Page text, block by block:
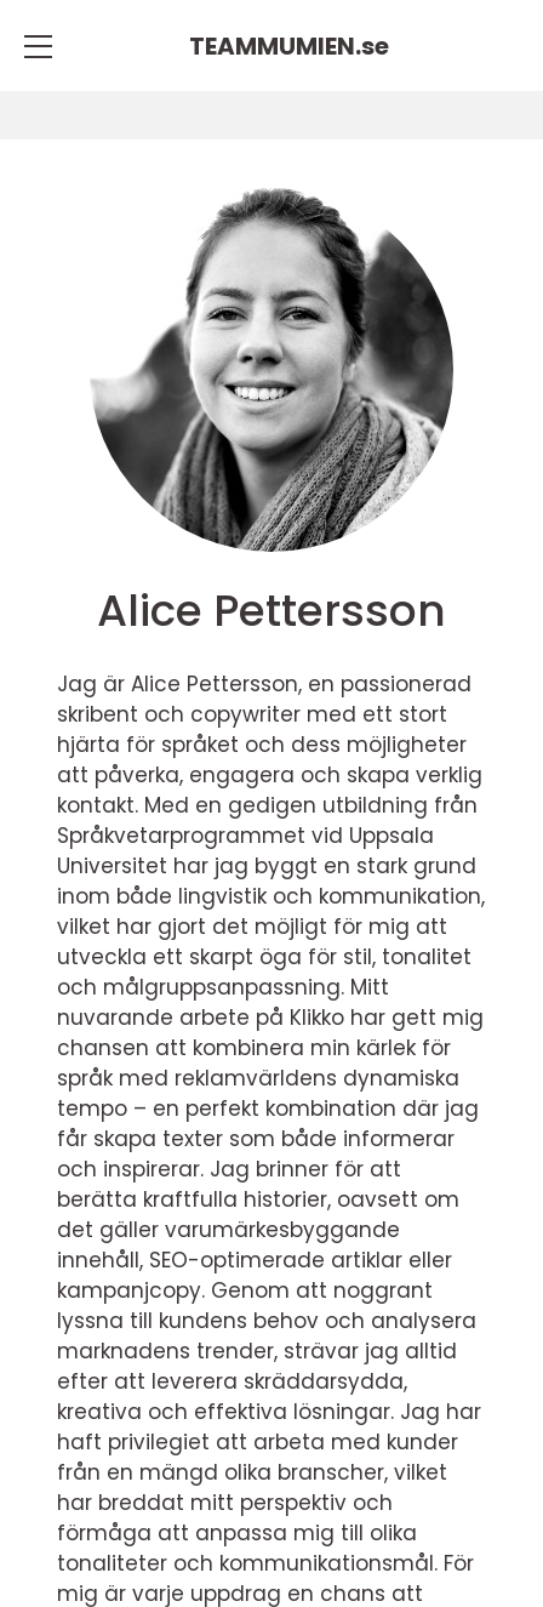
TEAMMUMIEN.se
Alice Pettersson
Jag är Alice Pettersson, en passionerad
skribent och copywriter med ett stort
hjärta för språket och dess möjligheter
att påverka, engagera och skapa verklig
kontakt. Med en gedigen utbildning från
Språkvetarprogrammet vid Uppsala
Universitet har jag byggt en stark grund
inom både lingvistik och kommunikation,
vilket har gjort det möjligt för mig att
utveckla ett skarpt öga för stil, tonalitet
och målgruppsanpassning. Mitt
nuvarande arbete på Klikko har gett mig
chansen att kombinera min kärlek för
språk med reklamvärldens dynamiska
tempo – en perfekt kombination där jag
får skapa texter som både informerar
och inspirerar. Jag brinner för att
berätta kraftfulla historier, oavsett om
det gäller varumärkesbyggande
innehåll, SEO-optimerade artiklar eller
kampanjcopy. Genom att noggrant
lyssna till kundens behov och analysera
marknadens trender, strävar jag alltid
efter att leverera skräddarsydda,
kreativa och effektiva lösningar. Jag har
haft privilegiet att arbeta med kunder
från en mängd olika branscher, vilket
har breddat mitt perspektiv och
förmåga att anpassa mig till olika
tonaliteter och kommunikationsmål. För
mig är varje uppdrag en chans att